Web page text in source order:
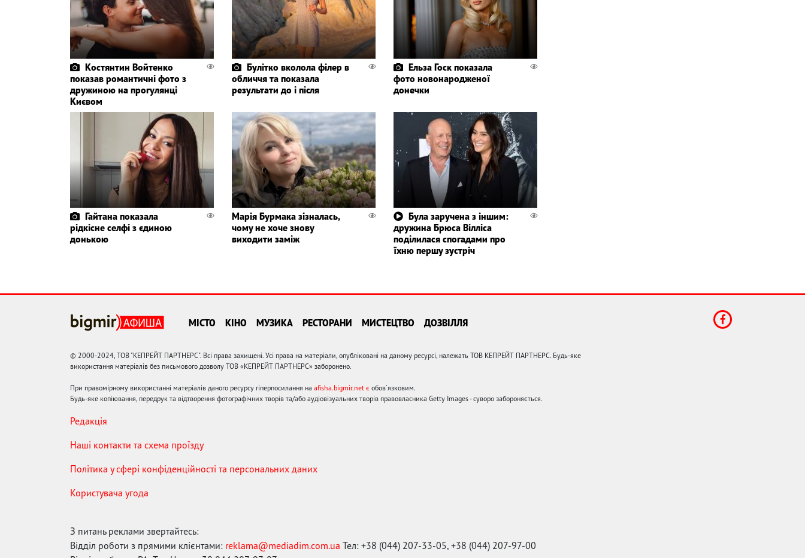
Костянтин Войтенко
показав романтичні фото з
дружиною на прогулянці
Києвом
Булітко вколола філер в
обличчя та показала
результати до і після
Ельза Госк показала
фото новонародженої
донечки
Гайтана показала
рідкісне селфі з єдиною
донькою
Марія Бурмака зізналась,
чому не хоче знову
виходити заміж
Була заручена з іншим:
дружина Брюса Вілліса
поділилася спогадами про
їхню першу зустріч
МІСТО КІНО МУЗИКА РЕСТОРАНИ МИСТЕЦТВО ДОЗВІЛЛЯ
© 2000-2024, ТОВ "КЕПРЕЙТ ПАРТНЕРС". Всі права захищені. Усі права на матеріали, опубліковані на даному ресурсі, належать ТОВ КЕПРЕЙТ ПАРТНЕРС. Будь-яке
використання матеріалів без письмового дозволу ТОВ «КЕПРЕЙТ ПАРТНЕРС» заборонено.
При правомірному використанні матеріалів даного ресурсу гіперпосилання на afisha.bigmir.net є обов'язковим.
Будь-яке копіювання, передрук та відтворення фотографічних творів та/або аудіовізуальних творів правовласника Getty Images - суворо забороняється.
Редакція
Наші контакти та схема проїзду
Політика у сфері конфіденційності та персональних даних
Користувача угода
З питань реклами звертайтесь:
Відділ роботи з прямими клієнтами: reklama@mediadim.com.ua Тел: +38 (044) 207-33-05, +38 (044) 207-97-00